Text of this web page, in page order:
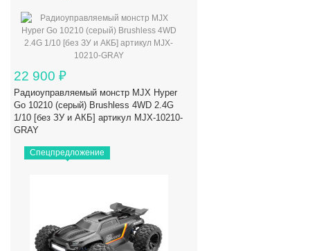
22 900 ₽
Радиоуправляемый монстр MJX Hyper
Go 10210 (серый) Brushless 4WD 2.4G
1/10 [без ЗУ и АКБ] артикул MJX-10210-
GRAY
Спецпредложение